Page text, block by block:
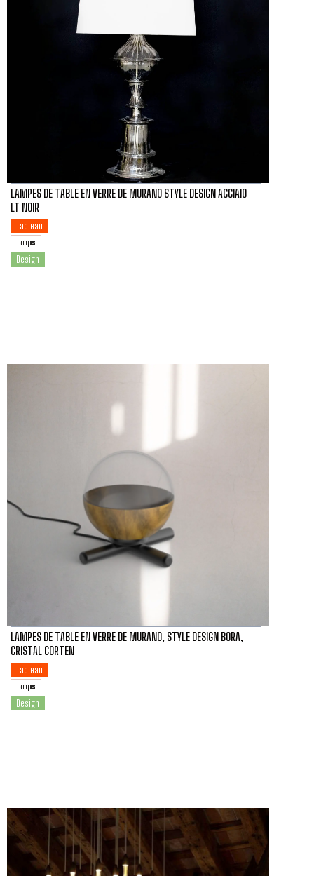
LAMPES DE TABLE EN VERRE DE MURANO STYLE DESIGN ACCIAIO
LT NOIR
Tableau
Lampes
Design
LAMPES DE TABLE EN VERRE DE MURANO, STYLE DESIGN BORA,
CRISTAL CORTEN
Tableau
Lampes
Design